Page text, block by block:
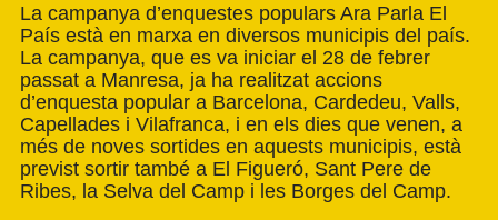
La campanya d’enquestes populars Ara Parla El
País està en marxa en diversos municipis del país.
La campanya, que es va iniciar el 28 de febrer
passat a Manresa, ja ha realitzat accions
d’enquesta popular a Barcelona, Cardedeu, Valls,
Capellades i Vilafranca, i en els dies que venen, a
més de noves sortides en aquests municipis, està
previst sortir també a El Figueró, Sant Pere de
Ribes, la Selva del Camp i les Borges del Camp.